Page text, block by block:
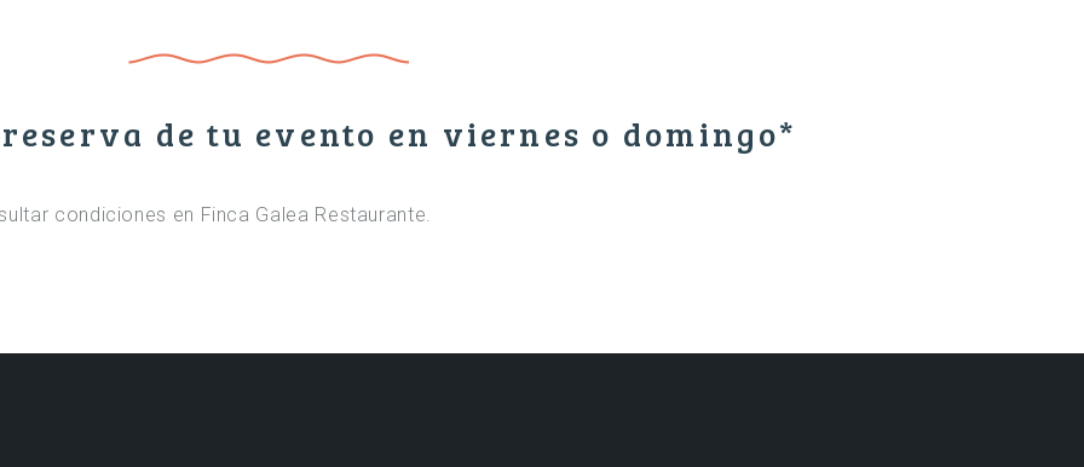
de tu evento en viernes o domingo*
condiciones en Finca Galea Restaurante.